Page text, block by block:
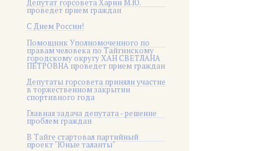
Депутат горсовета Харин М.Ю.
проведет прием граждан
С Днем России!
Помощник Уполномоченного по
правам человека по Тайгинскому
городскому округу ХАН СВЕТЛАНА
ПЕТРОВНА проведет прием граждан
Депутаты горсовета приняли участие
в торжественном закрытии
спортивного года
Главная задача депутата - решение
проблем граждан
В Тайге стартовал партийный
проект "Юные таланты"